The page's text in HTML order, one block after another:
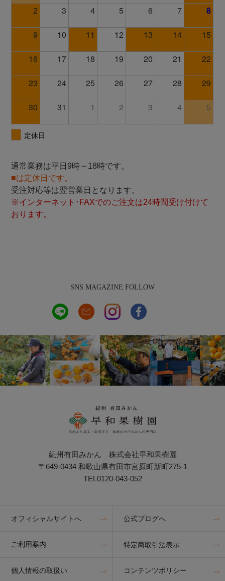
通常業務は平日9時～18時です。
■は定休日です。
受注対応等は翌営業日となります。
※インターネット･FAXでのご注文は24時間受け付けて
おります。
SNS MAGAZINE FOLLOW
紀州有田みかん 株式会社早和果樹園
〒649-0434 和歌山県有田市宮原町新町275-1
TEL0120-043-052
オフィシャルサイトへ 公式ブログへ
ご利用案内 特定商取引法表示
個人情報の取扱い コンテンツポリシー